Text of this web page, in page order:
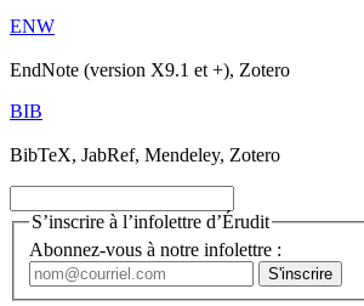
ENW
EndNote (version X9.1 et +), Zotero
BIB
BibTeX, JabRef, Mendeley, Zotero
S’inscrire à l’infolettre d’Érudit
Abonnez-vous à notre infolettre :